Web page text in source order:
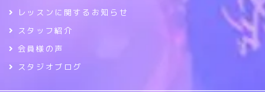
レッスンに関するお知らせ
スタッフ紹介
会員様の声
スタジオブログ